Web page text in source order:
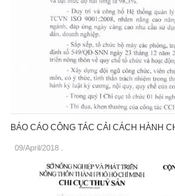
BÁO CÁO CÔNG TÁC CẢI CÁCH HÀNH
09/April/2018